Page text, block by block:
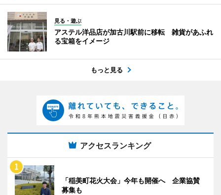
見る・遊ぶ
アステル洋品店が加古川駅前に移転 雑貨があふれ
る宝箱をイメージ
もっと見る
アクセスランキング
「稲美町花火大会」今年も開催へ 企業協賛
募集も